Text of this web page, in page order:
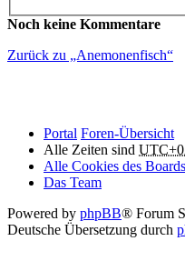
Noch keine Kommentare
Zurück zu „Anemonenfisch“
Portal Foren-Übersicht
Alle Zeiten sind
Alle Cookies des
Das Team
Powered by phpBB® Forum
Deutsche Übersetzung durch